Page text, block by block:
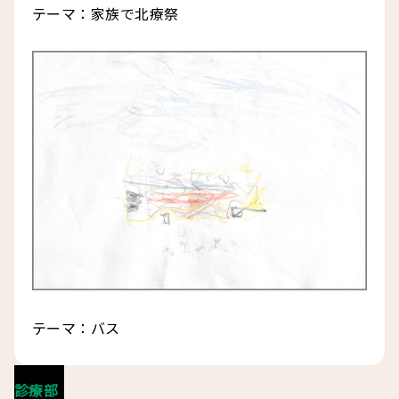
テーマ：家族で北療祭
テーマ：バス
診療部